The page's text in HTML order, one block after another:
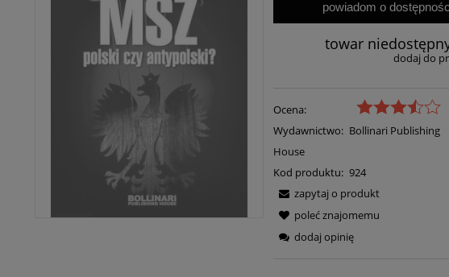
powiadom o
towar
dodaj do
Ocena:
Wydawnictwo: Bollinari Publishing
House
Kod produktu: 924
zapytaj o produkt
poleć znajomemu
dodaj opinię